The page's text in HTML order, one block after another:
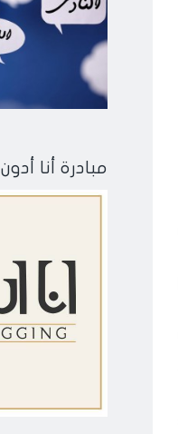
مبادرة أنا أدون